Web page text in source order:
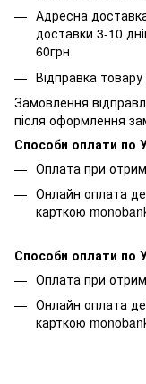
Адресна
доставки 3-10
60грн
Відправка
Замовлення
після оформлення
Способи оплати по
Оплата при
Онлайн оплата
карткою
Способи оплати по
Оплата при
Онлайн оплата
карткою